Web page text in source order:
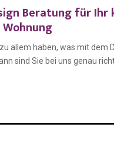
Beratung für Ihr
allem haben, was mit dem
sind Sie bei uns genau